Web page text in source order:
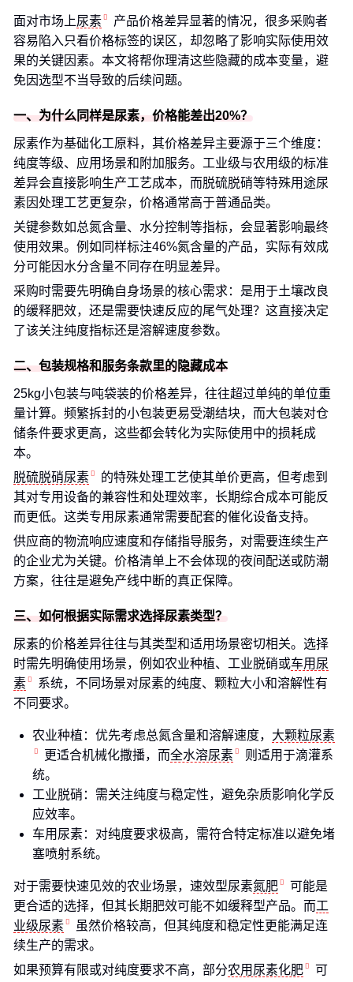
面对市场上尿素
产品价格差异显著的情况，很多采购者
容易陷入只看价格标签的误区，却忽略了影响实际使用效
果的关键因素。本文将帮你理清这些隐藏的成本变量，避
免因选型不当导致的后续问题。
一、为什么同样是尿素，价格能差出20%？
尿素作为基础化工原料，其价格差异主要源于三个维度：
纯度等级、应用场景和附加服务。工业级与农用级的标准
差异会直接影响生产工艺成本，而脱硫脱硝等特殊用途尿
素因处理工艺更复杂，价格通常高于普通品类。
关键参数如总氮含量、水分控制等指标，会显著影响最终
使用效果。例如同样标注46%氮含量的产品，实际有效成
分可能因水分含量不同存在明显差异。
采购时需要先明确自身场景的核心需求：是用于土壤改良
的缓释肥效，还是需要快速反应的尾气处理？这直接决定
了该关注纯度指标还是溶解速度参数。
二、包装规格和服务条款里的隐藏成本
25kg小包装与吨袋装的价格差异，往往超过单纯的单位重
量计算。频繁拆封的小包装更易受潮结块，而大包装对仓
储条件要求更高，这些都会转化为实际使用中的损耗成
本。
脱硫脱硝尿素
的特殊处理工艺使其单价更高，但考虑到
其对专用设备的兼容性和处理效率，长期综合成本可能反
而更低。这类专用尿素通常需要配套的催化设备支持。
供应商的物流响应速度和存储指导服务，对需要连续生产
的企业尤为关键。价格清单上不会体现的夜间配送或防潮
方案，往往是避免产线中断的真正保障。
三、如何根据实际需求选择尿素类型？
尿素的价格差异往往与其类型和适用场景密切相关。选择
时需先明确使用场景，例如农业种植、工业脱硝或车用尿
素
系统，不同场景对尿素的纯度、颗粒大小和溶解性有
不同要求。
农业种植：优先考虑总氮含量和溶解速度， 大颗粒尿素
更适合机械化撒播，而全水溶尿素
则适用于滴灌系
统。
工业脱硝：需关注纯度与稳定性，避免杂质影响化学反
应效率。
车用尿素：对纯度要求极高，需符合特定标准以避免堵
塞喷射系统。
对于需要快速见效的农业场景，速效型尿素氮肥
可能是
更合适的选择，但其长期肥效可能不如缓释型产品。而工
业级尿素
虽然价格较高，但其纯度和稳定性更能满足连
续生产的需求。
如果预算有限或对纯度要求不高，部分农用尿素化肥
可